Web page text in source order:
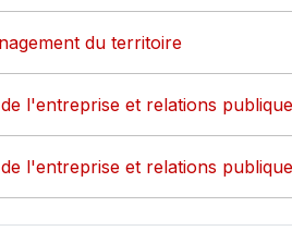
du territoire
l'entreprise et relations
l'entreprise et relations